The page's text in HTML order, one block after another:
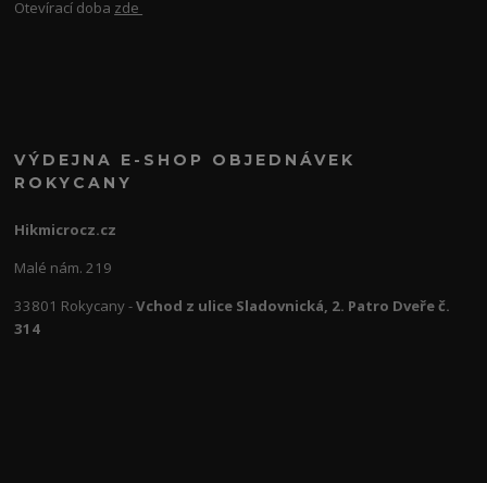
Otevírací doba zde
VÝDEJNA E-SHOP OBJEDNÁVEK
ROKYCANY
Hikmicrocz.cz
Malé nám. 219
33801 Rokycany -Vchod z ulice Sladovnická, 2. Patro Dveře č.
314